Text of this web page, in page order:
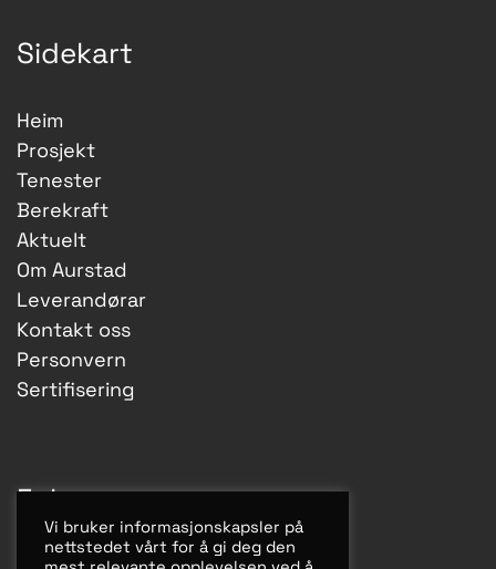
Sidekart
Heim
Prosjekt
Tenester
Berekraft
Aktuelt
Om Aurstad
Leverandørar
Kontakt oss
Personvern
Sertifisering
Vi bruker informasjonskapsler på
nettstedet vårt for å gi deg den